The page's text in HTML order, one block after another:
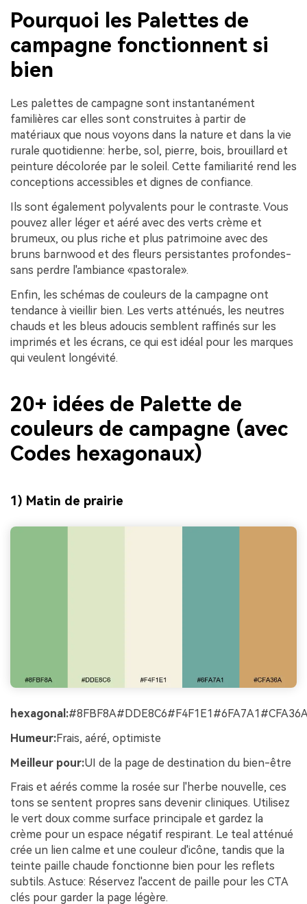
Pourquoi les Palettes de
campagne fonctionnent si
bien
Les palettes de campagne sont instantanément
familières car elles sont construites à partir de
matériaux que nous voyons dans la nature et dans la vie
rurale quotidienne: herbe, sol, pierre, bois, brouillard et
peinture décolorée par le soleil. Cette familiarité rend les
conceptions accessibles et dignes de confiance.
Ils sont également polyvalents pour le contraste. Vous
pouvez aller léger et aéré avec des verts crème et
brumeux, ou plus riche et plus patrimoine avec des
bruns barnwood et des fleurs persistantes profondes-
sans perdre l'ambiance «pastorale».
Enfin, les schémas de couleurs de la campagne ont
tendance à vieillir bien. Les verts atténués, les neutres
chauds et les bleus adoucis semblent raffinés sur les
imprimés et les écrans, ce qui est idéal pour les marques
qui veulent longévité.
20+ idées de Palette de
couleurs de campagne (avec
Codes hexagonaux)
1) Matin de prairie
hexagonal:
Humeur:Frais, aéré, optimiste
Meilleur pour:UI de la page de destination du bien-être
Frais et aérés comme la rosée sur l'herbe nouvelle, ces
tons se sentent propres sans devenir cliniques. Utilisez
le vert doux comme surface principale et gardez la
crème pour un espace négatif respirant. Le teal atténué
crée un lien calme et une couleur d'icône, tandis que la
teinte paille chaude fonctionne bien pour les reflets
subtils. Astuce: Réservez l'accent de paille pour les CTA
clés pour garder la page légère.